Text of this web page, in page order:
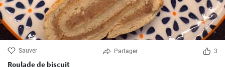
Sauver Partager 3
Roulade de biscuit